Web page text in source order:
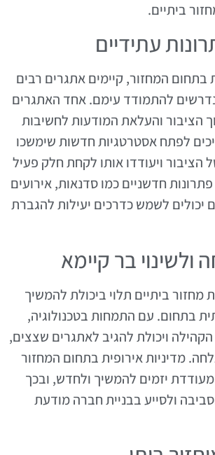
ביתיים.
עתידיים
המחזור, קיימים אתגרים רבים
להתמודד עימם. אחד האתגרים
הציבור והעלאת המודעות לחשיבות
לפתח אסטרטגיות חדשות שימשכו
ויעודדו אותו לקחת חלק פעיל
חדשניים כמו סדנאות, אירועים
יכולים לשמש כדרכים יעילות להגברת
ולשינוי בר קיימא
מחזור ביתיים תלוי ביכולת להמשיך
בתחום. עם התמחות בטכנולוגיה,
ויכולת להגיב לאתגרים שצצים,
מדיניות אירופית בתחום המחזור
יזמים להמשיך ולחדש, ובכך
ולסייע בבניית חברה מודעת